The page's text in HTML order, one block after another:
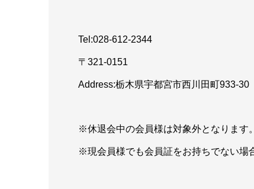
Tel:028-612-2344
〒321-0151
Address:栃木県宇都宮市西川田町933-30
※休退会中の会員様は対象外となります。
※現会員様でも会員証をお持ちでない場